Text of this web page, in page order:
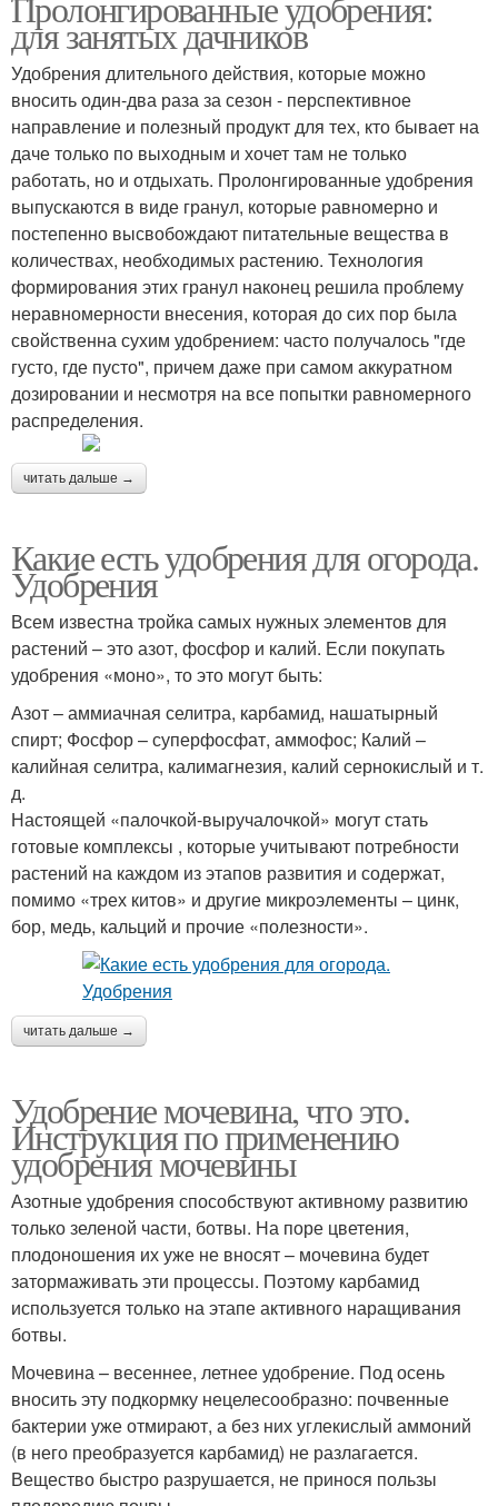
для занятых дачников
Удобрения длительного действия, которые можно
вносить один-два раза за сезон - перспективное
направление и полезный продукт для тех, кто бывает на
даче только по выходным и хочет там не только
работать, но и отдыхать. Пролонгированные удобрения
выпускаются в виде гранул, которые равномерно и
постепенно высвобождают питательные вещества в
количествах, необходимых растению. Технология
формирования этих гранул наконец решила проблему
неравномерности внесения, которая до сих пор была
свойственна сухим удобрением: часто получалось "где
густо, где пусто", причем даже при самом аккуратном
дозировании и несмотря на все попытки равномерного
распределения.
читать дальше →
Какие есть удобрения для огорода.
Удобрения
Всем известна тройка самых нужных элементов для
растений – это азот, фосфор и калий. Если покупать
удобрения «моно», то это могут быть:
Азот – аммиачная селитра, карбамид, нашатырный
спирт; Фосфор – суперфосфат, аммофос; Калий –
калийная селитра, калимагнезия, калий сернокислый и т.
д.
Настоящей «палочкой-выручалочкой» могут стать
готовые комплексы , которые учитывают потребности
растений на каждом из этапов развития и содержат,
помимо «трех китов» и другие микроэлементы – цинк,
бор, медь, кальций и прочие «полезности».
читать дальше →
Удобрение мочевина, что это.
Инструкция по применению
удобрения мочевины
Азотные удобрения способствуют активному развитию
только зеленой части, ботвы. На поре цветения,
плодоношения их уже не вносят – мочевина будет
затормаживать эти процессы. Поэтому карбамид
используется только на этапе активного наращивания
ботвы.
Мочевина – весеннее, летнее удобрение. Под осень
вносить эту подкормку нецелесообразно: почвенные
бактерии уже отмирают, а без них углекислый аммоний
(в него преобразуется карбамид) не разлагается.
Вещество быстро разрушается, не принося пользы